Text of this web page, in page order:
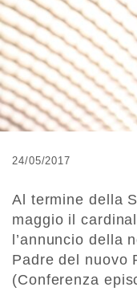
24/05/2017
Al termine della
maggio il
l’annuncio della
Padre del nuovo
(Conferenza